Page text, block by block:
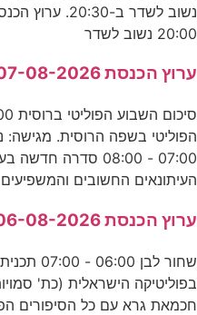
20:00 נשוב לשדר
ערוץ הכנסת 07-08-2026
הפוליטי בשפה הרוסית. מגישה:
07:00 - 08:00
העיתונאים החשובים
ערוץ הכנסת 06-08-2026
שחור
חכמאת גרא עם כל הסיפורים